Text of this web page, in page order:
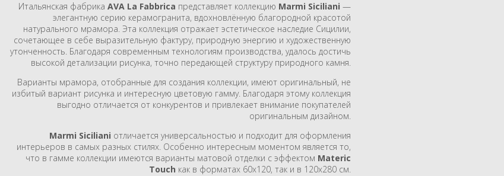
Итальянская фабрика AVA La Fabbrica представляет коллекцию Marmi Siciliani —
элегантную серию керамогранита, вдохновлённую благородной красотой
натурального мрамора. Эта коллекция отражает эстетическое наследие Сицилии,
сочетающее в себе выразительную фактуру, природную энергию и художественную
утонченность. Благодаря современным технологиям производства, удалось достичь
высокой детализации рисунка, точно передающей структуру природного камня.
Варианты мрамора, отобранные для создания коллекции, имеют оригинальный, не
избитый вариант рисунка и интересную цветовую гамму. Благодаря этому коллекция
выгодно отличается от конкурентов и привлекает внимание покупателей
оригинальным дизайном.
Marmi Siciliani отличается универсальностью и подходит для оформления
интерьеров в самых разных стилях. Особенно интересным моментом является то,
что в гамме коллекции имеются варианты матовой отделки с эффектом Materic
Touch как в форматах 60х120, так и в 120х280 см.